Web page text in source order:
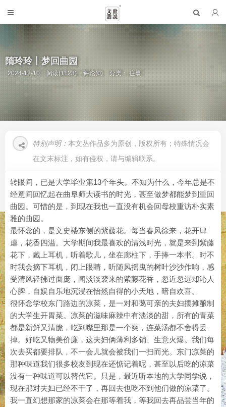
隋玲玲丨梦回曲园
2024-12-10 阅读(1123) 评论(0) 分类：往事
特别声明： 本文丛作品多为原创，版权所有；特殊情况会
在文末标注，如有侵权，请与编辑联系。
转眼间，已是大学毕业第13个年头。不知为什么，今年总是不
经意间回忆起在曲阜师大读书的时光，甚至做梦都能梦到重回
曲园。可惜的是，到现在我也一直没有机会回母校重访朴实素
雅的曲园。
最怀念的，是文史楼东侧的紫藤花。每当春风徐来，花开肆
虐，花香四溢。大学期间我最喜欢的清浅时光，就是来到紫藤
花下，戴上耳机，听着歌儿，坐在廊柱下，手捧一本书。时不
时我会摘下耳机，闭上眼睛，听随风摇曳的树叶沙沙作响，感
受清风轻拂过面庞，闻淡淡袭来的紫藤花香，忽近忽远却沁人
心脾，自娱自乐地沉浸在怡然自得的小天地，暗自欢喜。
很怀念学校东门路边的凉菜，是一对和蔼可亲的夫妇摆摊酿制
的大学生开胃菜。凉菜的滋味麻辣中有淡淡的甜，所有的青菜
都是新鲜又清脆，吃到嘴里那是一个爽，连菜汤都不舍得丢
掉。好吃又物美价廉，这夫妇俩薄利多销、生意火爆。我们每
次去买都要排队，不一会儿就会被我们一扫而光。东门凉菜的
那种味道我们很多校友到现在还惦记着呢，甚至以后吃的凉菜
没有一种味道可以替代它。只是，最近听本地的大学同学说，
现在那对夫妇已经不干了，再回去也吃不到他们做的凉菜了。
我一直幻想那家的凉菜会在那等着我，等我回去再品尝当年的